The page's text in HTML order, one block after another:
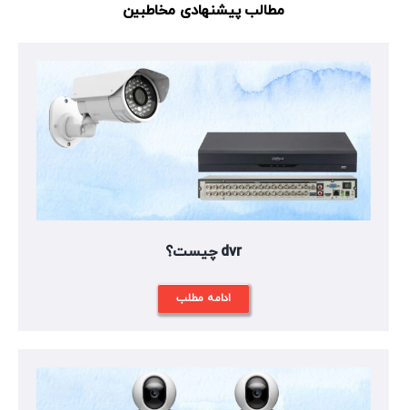
مطالب پیشنهادی مخاطبین
dvr چیست؟
ادامه مطلب